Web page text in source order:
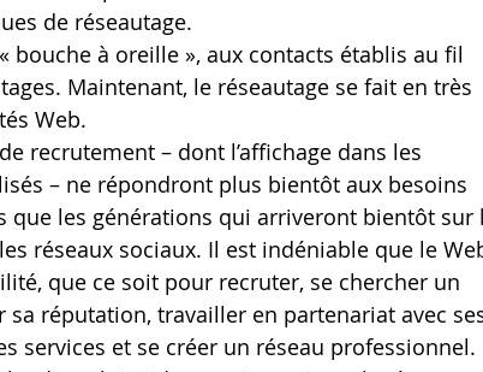
de réseautage.
bouche à oreille », aux contacts établis au fil
Maintenant, le réseautage se fait en très
Web.
recrutement – dont l’affichage dans les
– ne répondront plus bientôt aux besoins
que les générations qui arriveront bientôt sur
réseaux sociaux. Il est indéniable que le
que ce soit pour recruter, se chercher un
réputation, travailler en partenariat avec
services et se créer un réseau professionnel.